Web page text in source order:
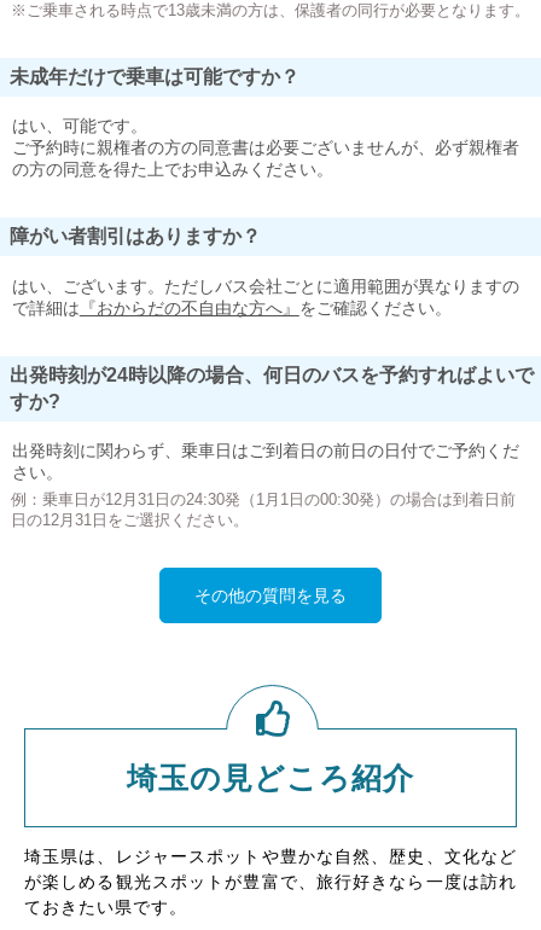
※ご乗車される時点で13歳未満の方は、保護者の同行が必要となります。
未成年だけで乗車は可能ですか？
はい、可能です。
ご予約時に親権者の方の同意書は必要ございませんが、必ず親権者
の方の同意を得た上でお申込みください。
障がい者割引はありますか？
はい、ございます。ただしバス会社ごとに適用範囲が異なりますの
で詳細は 『おからだの不自由な方へ』 をご確認ください。
出発時刻が24時以降の場合、何日のバスを予約すればよいで
すか?
出発時刻に関わらず、乗車日はご到着日の前日の日付でご予約くだ
さい。
例：乗車日が12月31日の24:30発（1月1日の00:30発）の場合は到着日前
日の12月31日をご選択ください。
その他の質問を見る
埼玉の見どころ紹介
埼玉県は、レジャースポットや豊かな自然、歴史、文化など
が楽しめる観光スポットが豊富で、旅行好きなら一度は訪れ
ておきたい県です。